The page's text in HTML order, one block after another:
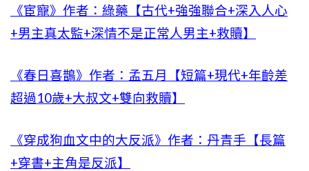
《宦寵》作者：綠藥【古代+強強聯合+深入人心
+男主真太監+深情不是正常人男主+救贖】
《春日喜鵲》作者：孟五月【短篇+現代+年齡差
超過10歲+大叔文+雙向救贖】
《穿成狗血文中的大反派》作者：丹青手【長篇
+穿書+主角是反派】